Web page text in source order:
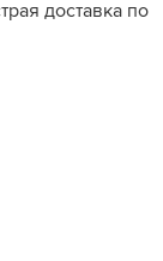
доставка по